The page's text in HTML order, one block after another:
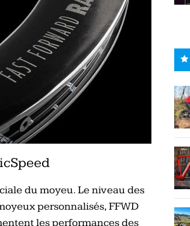
du moyeu. Le niveau des
personnalisés, FFWD
les performances des